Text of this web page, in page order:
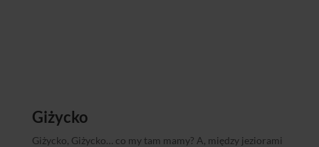
Giżycko
Giżycko, Giżycko… co my tam mamy? A, między jeziorami